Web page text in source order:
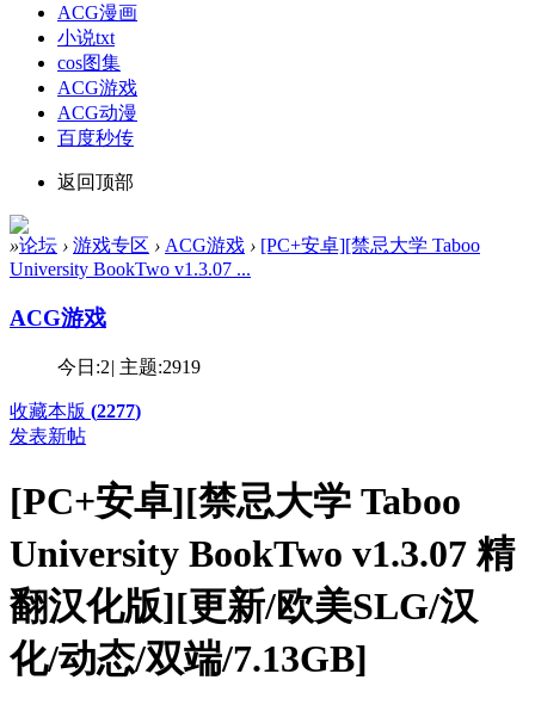
ACG漫画
小说txt
cos图集
ACG游戏
ACG动漫
百度秒传
返回顶部
»论坛 › 游戏专区 › ACG游戏 › [PC+安卓][禁忌大学 Taboo
University BookTwo v1.3.07 ...
ACG游戏
今日:2| 主题:2919
收藏本版 (2277)
发表新帖
[PC+安卓][禁忌大学 Taboo
University BookTwo v1.3.07 精
翻汉化版][更新/欧美SLG/汉
化/动态/双端/7.13GB]